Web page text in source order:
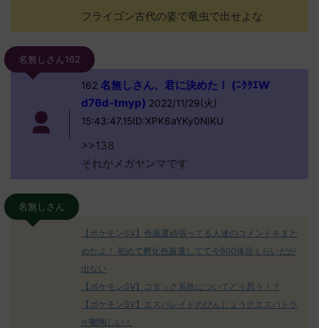
フライゴン古代の姿で竜虫で出せよな
名無しさん162
162 名無しさん、君に決めた！ (ﾆｸｸｴW
d76d-tmyp) 2022/11/29(火)
15:43:47.15ID:XPK6aYKy0NIKU
>>138
それがメガヤンマです
名無しさん
【ポケモンSV】色厳選頑張ってる人達のコメントをまと
めたよ！ 初めて孵化色厳選してて今500体目くらいだが
出ない
【ポケモンSV】コダック系統についてどう思う！？
【ポケモンSV】エスバレイドのびんじょうクエスパトラ
が鬱陶しい！